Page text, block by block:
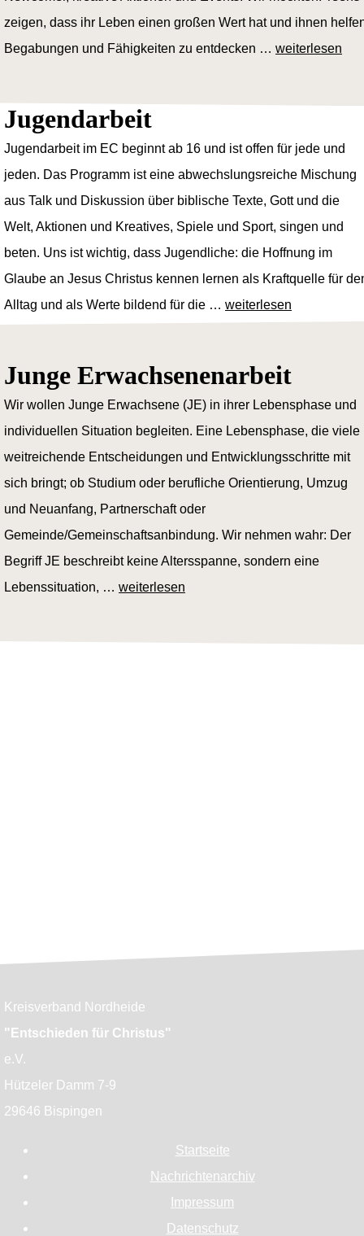
zeigen, dass ihr Leben einen großen Wert hat und ihnen
Begabungen und Fähigkeiten zu entdecken … weiterlesen
Jugendarbeit
Jugendarbeit im EC beginnt ab 16 und ist offen für jede und
jeden. Das Programm ist eine abwechslungsreiche Mischung
aus Talk und Diskussion über biblische Texte, Gott und die
Welt, Aktionen und Kreatives, Spiele und Sport, singen und
beten. Uns ist wichtig, dass Jugendliche: die Hoffnung im
Glaube an Jesus Christus kennen lernen als Kraftquelle für
Alltag und als Werte bildend für die … weiterlesen
Junge Erwachsenenarbeit
Wir wollen Junge Erwachsene (JE) in ihrer Lebensphase und
individuellen Situation begleiten. Eine Lebensphase, die viele
weitreichende Entscheidungen und Entwicklungsschritte mit
sich bringt; ob Studium oder berufliche Orientierung, Umzug
und Neuanfang, Partnerschaft oder
Gemeinde/Gemeinschaftsanbindung. Wir nehmen wahr: Der
Begriff JE beschreibt keine Altersspanne, sondern eine
Lebenssituation, … weiterlesen
Kreisverband Nordheide
"Entschieden für Christus"
e.V.
Hützeler Damm 7-9
29646 Bispingen
Startseite
Nachrichtenarchiv
Impressum
Datenschutz